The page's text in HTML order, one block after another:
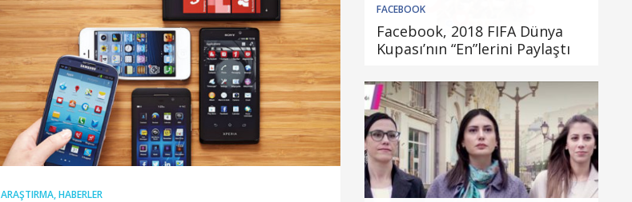
ARAŞTIRMA,HABERLER
FACEBOOK
Facebook, 2018 FIFA Dünya
Kupası’nın “En”lerini Paylaştı